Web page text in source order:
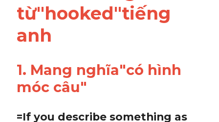
từ"hooked"tiếng
anh
1. Mang nghĩa"có hình
móc câu"
=If you describe something as